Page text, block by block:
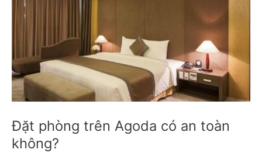
Đặt phòng trên Agoda có an toàn
không?